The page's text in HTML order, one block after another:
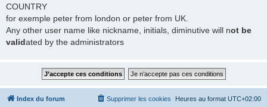
COUNTRY
for exemple peter from london or peter from UK.
Any other user name like nickname, initials, diminutive will not be
validated by the administrators
Index du forum Heures au format UTC+02:00
Supprimer les cookies